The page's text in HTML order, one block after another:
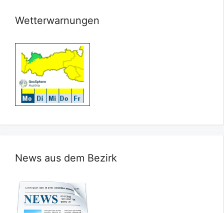
Wetterwarnungen
News aus dem Bezirk